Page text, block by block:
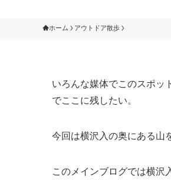
ホーム アウトドア散歩
いろんな媒体でこのスポッ
でここに残したい。
今回は横沢入の奥にある山
このメインブログでは横沢